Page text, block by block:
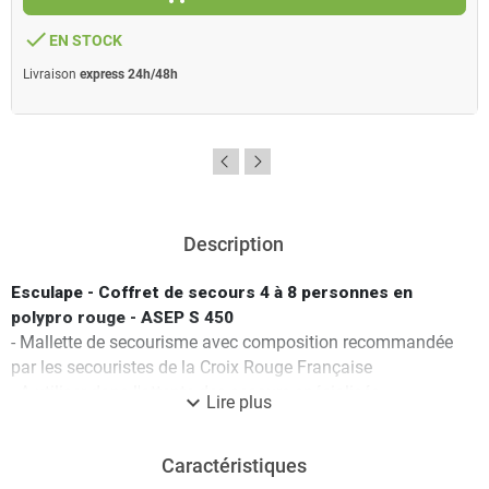
done EN STOCK
Livraison express 24h/48h
Description
Esculape - Coffret de secours 4 à 8 personnes en
polypro rouge - ASEP S 450
- Mallette de secourisme avec composition recommandée
par les secouristes de la Croix Rouge Française
- A utiliser dans l'attente des secours spécialisés
- Contenu prévu pour 4 à 8 personnes
expand_more Lire plus
Caractéristiques